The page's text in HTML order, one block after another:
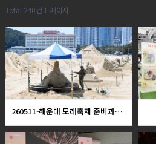
Total 240건 1 페이지
260511-해운대 모래축제 준비과정 스케치